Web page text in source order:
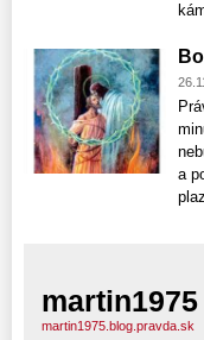
a
martin1975
martin1975.blog.pravda.sk